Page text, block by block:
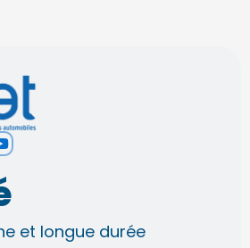
Y
o
t
u
b
et longue durée